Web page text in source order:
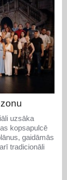
uzsāka
kopsapulcē
gaidāmās
tradicionāli